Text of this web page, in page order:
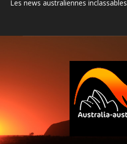
Les news australiennes inclassables